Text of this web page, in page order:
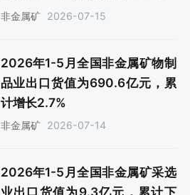
非金属矿 2026-07-15
2026年1-5月全国非金属矿物制
品业出口货值为690.6亿元，累
计增长2.7%
非金属矿 2026-07-14
2026年1-5月全国非金属矿采选
业出口货值为9.3亿元，累计下